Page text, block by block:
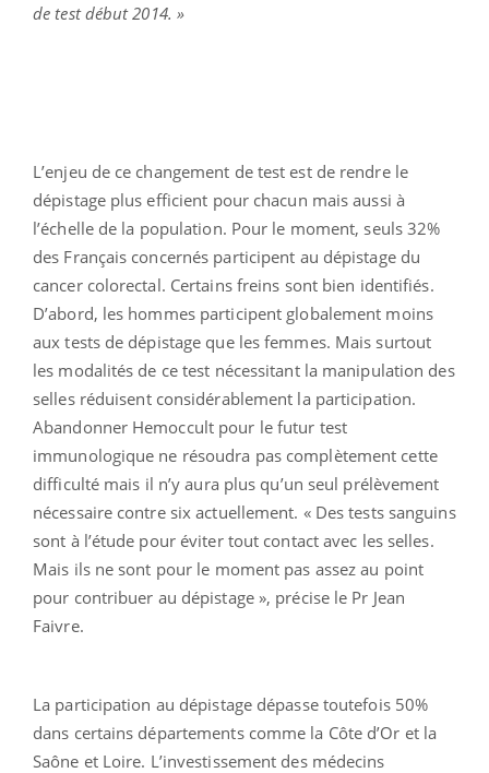
de test début 2014. »
L’enjeu de ce changement de test est de rendre le
dépistage plus efficient pour chacun mais aussi à
l’échelle de la population. Pour le moment, seuls 32%
des Français concernés participent au dépistage du
cancer colorectal. Certains freins sont bien identifiés.
D’abord, les hommes participent globalement moins
aux tests de dépistage que les femmes. Mais surtout
les modalités de ce test nécessitant la manipulation des
selles réduisent considérablement la participation.
Abandonner Hemoccult pour le futur test
immunologique ne résoudra pas complètement cette
difficulté mais il n’y aura plus qu’un seul prélèvement
nécessaire contre six actuellement. « Des tests sanguins
sont à l’étude pour éviter tout contact avec les selles.
Mais ils ne sont pour le moment pas assez au point
pour contribuer au dépistage », précise le Pr Jean
Faivre.
La participation au dépistage dépasse toutefois 50%
dans certains départements comme la Côte d’Or et la
Saône et Loire. L’investissement des médecins